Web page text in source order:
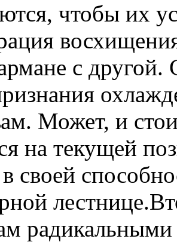
чтобы их
с другой.
Может, и
на текущей
своей